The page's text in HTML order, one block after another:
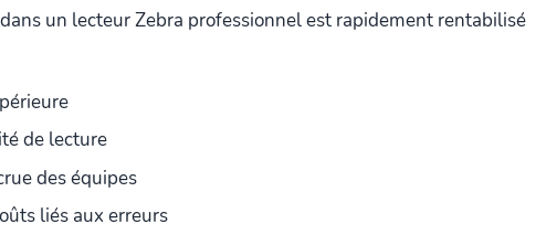
un lecteur Zebra professionnel est rapidement rentabilisé
de lecture
des équipes
liés aux erreurs